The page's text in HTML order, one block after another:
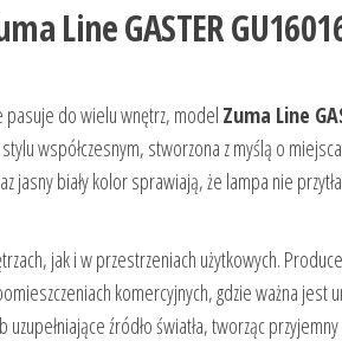
Line GASTER
pasuje do wielu wnętrz, model Zuma Line
współczesnym, stworzona z myślą o
biały kolor sprawiają, że lampa nie
jak i w przestrzeniach użytkowych.
komercyjnych, gdzie ważna jest
źródło światła, tworząc